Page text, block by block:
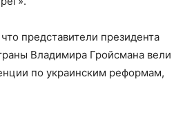
представители президента
Владимира Гройсмана вели
по украинским реформам,